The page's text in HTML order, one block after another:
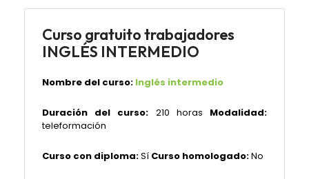
Curso gratuito trabajadores
INGLÉS INTERMEDIO
Nombre del curso: Inglés intermedio
Duración del curso: 210 horas Modalidad:
teleformación
Curso con diploma:Sí Curso homologado:No